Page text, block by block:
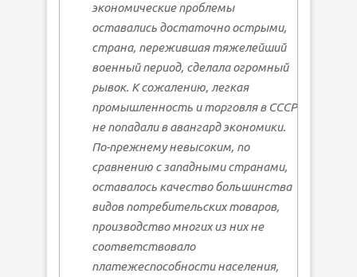
экономические проблемы
оставались достаточно острыми,
страна, пережившая тяжелейший
военный период, сделала огромный
рывок. К сожалению, легкая
промышленность и торговля в СССР
не попадали в авангард экономики.
По-прежнему невысоким, по
сравнению с западными странами,
оставалось качество большинства
видов потребительских товаров,
производство многих из них не
соответствовало
платежеспособности населения,